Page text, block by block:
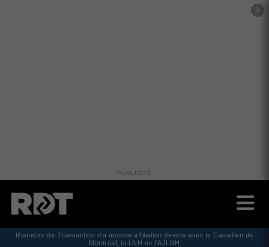
✕
PUBLICITÉ
Rumeurs de Transaction n'a aucune affiliation directe avec le Canadien de
Montréal, la LNH ou l'AJLNH